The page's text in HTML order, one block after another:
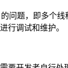
的问题，即多个
行调试和维护。